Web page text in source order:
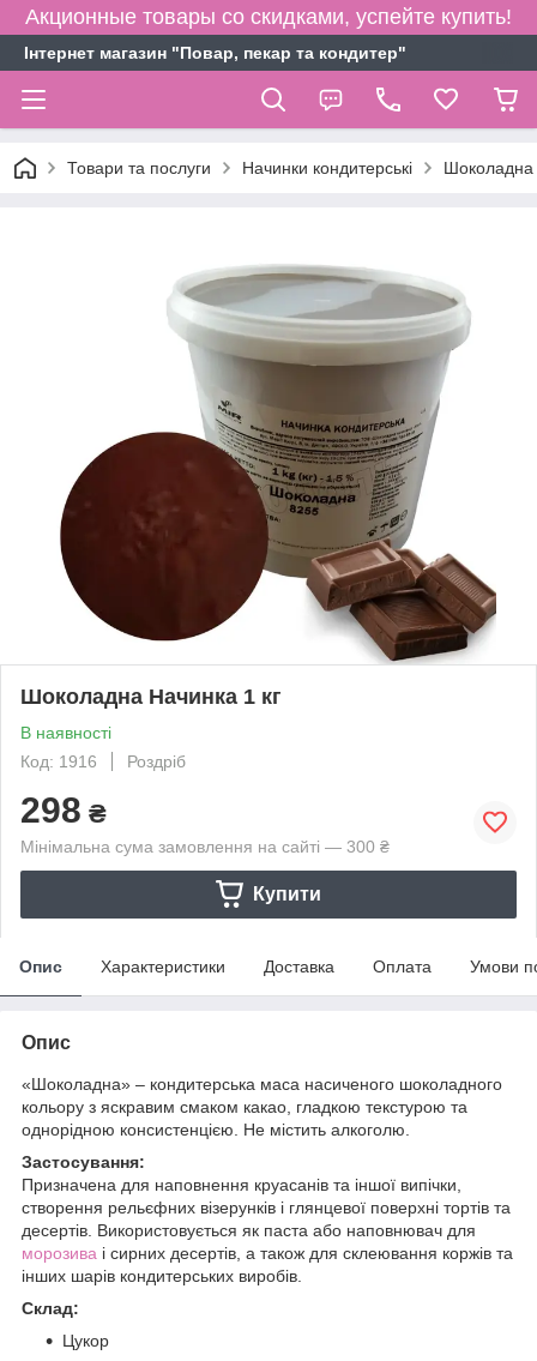
Акционные товары со скидками, успейте купить!
Інтернет магазин "Повар, пекар та кондитер"
Товари та послуги Начинки кондитерські Шоколадна
Шоколадна Начинка 1 кг
В наявності
Код: 1916
Роздріб
298 ₴
Мінімальна сума замовлення на сайті — 300 ₴
Купити
Опис Характеристики Доставка Оплата Умови
Опис
«Шоколадна» – кондитерська маса насиченого шоколадного
кольору з яскравим смаком какао, гладкою текстурою та
однорідною консистенцією. Не містить алкоголю.
Застосування:
Призначена для наповнення круасанів та іншої випічки,
створення рельєфних візерунків і глянцевої поверхні тортів та
десертів. Використовується як паста або наповнювач для
морозива і сирних десертів, а також для склеювання коржів та
інших шарів кондитерських виробів.
Склад:
Цукор